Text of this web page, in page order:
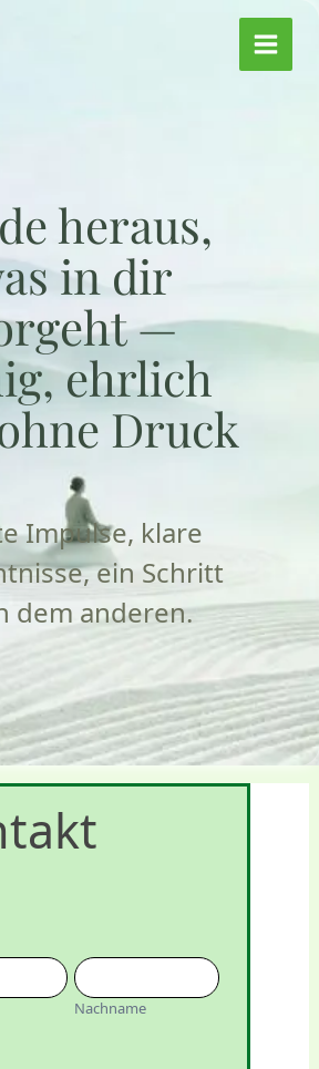
heraus,
in dir
—
ehrlich
Druck
Impulse, klare
ein Schritt
dem anderen.
Nachname
Nachname